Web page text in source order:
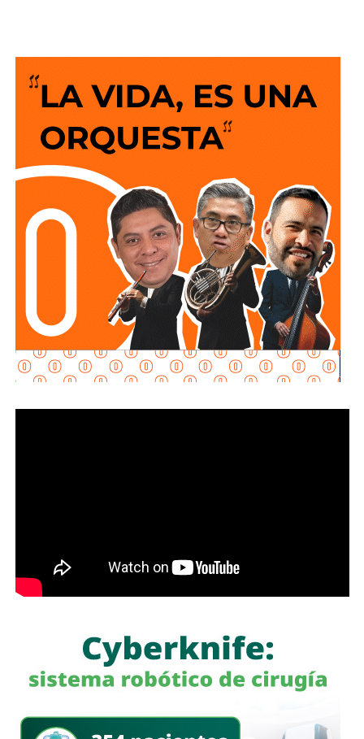
ser cuestionada sobre el caso.
García Cázares planteó que el eje de la revisión será
determinar la conducta de los elementos en ese punto:
qué acción realizaban y por qué se detuvieron ahí.
Adelantó que el resultado de las diligencias definirá si
hubo alguna irregularidad.
Al momento de la entrevista, la fiscal no había tenido
Juan Antonio Villa Gutiérrez
García Cázaresllamó a la ciudadanía a denunciar
cualquier conducta irregular y aclaró que el llamado no se
“apertura total” de la dependencia para recibir esas
delincuentes y asegura armas durante operativos en SLP